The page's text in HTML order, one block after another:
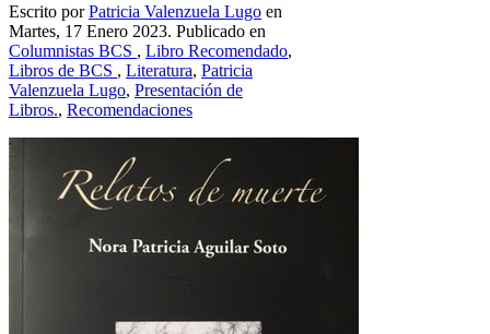
Escrito porPatricia Valenzuela Lugo en
Martes, 17 Enero 2023. Publicado en
Columnistas BCS , Libro Recomendado,
Libros de BCS , Literatura, Patricia
Valenzuela Lugo, Presentación de
Libros., Recomendaciones